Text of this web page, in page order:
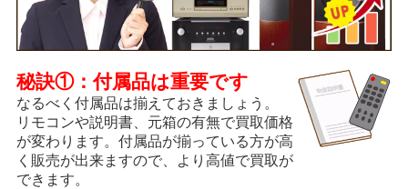
秘訣①：付属品は重要です
なるべく付属品は揃えておきましょう。
リモコンや説明書、元箱の有無で買取価格
が変わります。付属品が揃っている方が高
く販売が出来ますので、より高値で買取が
できます。